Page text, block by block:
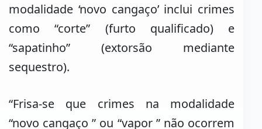
modalidade ‘novo cangaço’ inclui crimes
como “corte” (furto qualificado) e
“sapatinho” (extorsão mediante
sequestro).
“Frisa-se que crimes na modalidade
“novo cangaço ” ou “vapor ” não ocorrem